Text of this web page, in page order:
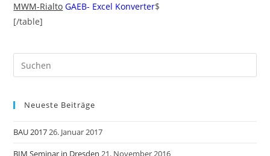
MWM-Rialto GAEB- Excel Konverter$
[/table]
Neueste Beiträge
BAU 201726. Januar 2017
BIM Seminar in Dresden 21. November 2016